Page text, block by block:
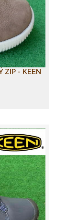
ZIP - KEEN